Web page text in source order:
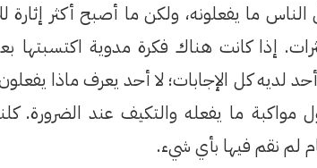
ما يفعلونه، ولكن ما أصبح أكثر إثارة
إذا كانت هناك فكرة مدوية اكتسبتها
لديه كل الإجابات؛ لا أحد يعرف ماذا
ما يفعله والتكيف عند الضرورة. كلنا
لم نقم فيها بأي شيء.